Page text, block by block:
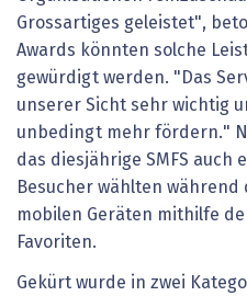
Grossartiges geleistet",
Awards könnten solche
gewürdigt werden. "Das
unserer Sicht sehr wichtig
unbedingt mehr fördern."
das diesjährige SMFS auch
Besucher wählten
mobilen Geräten mithilfe
Favoriten.
Gekürt wurde in zwei